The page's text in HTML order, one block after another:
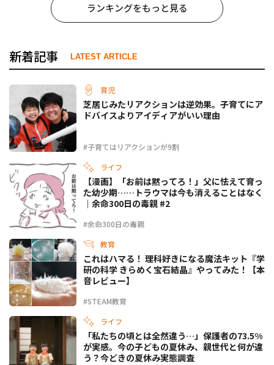
ランキングをもっと見る
新着記事 LATEST ARTICLE
育児
#子育てはリアクションが9割
芝居じみたリアクションは逆効果。子育てにア
ドバイスよりアイディアがいい理由
ライフ
#余命300日の毒親
【漫画】「お前は黙ってろ！」父に怯えて育っ
た幼少期……トラウマは今も消えることはなく
｜余命300日の毒親 #2
教育
#STEAM教育
これはハマる！ 理科好きになる魔法キット『学
研の科学 きらめく宝石結晶』やってみた！【本
音レビュー】
ライフ
「私たちの頃とは全然違う…」保護者の73.5%
が実感。今の子どもの夏休み、親世代と何が違
う？今どきの夏休み実態調査